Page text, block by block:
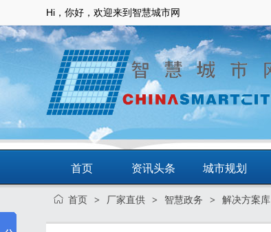
Hi，你好，欢迎来到智慧城市网
首页 资讯头条 城市规划
动态 智慧应用 商圈
首页 > 厂家直供 > 智慧政务 > 解决方案库